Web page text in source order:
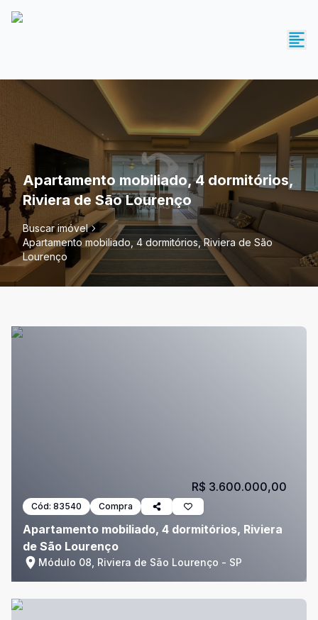
Apartamento mobiliado, 4 dormitórios,
Riviera de São Lourenço
Buscar imóvel
Apartamento mobiliado, 4 dormitórios, Riviera de São
Lourenço
Cód: 83540 Compra
Apartamento mobiliado, 4 dormitórios, Riviera
de São Lourenço
Módulo 08, Riviera de São Lourenço - SP
R$ 3.600.000,00